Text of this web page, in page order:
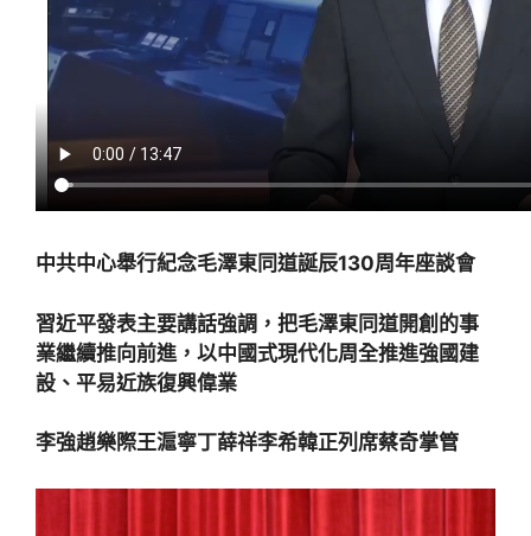
中共中心舉行紀念毛澤東同道誕辰130周年座談會
習近平發表主要講話強調，把毛澤東同道開創的事
業繼續推向前進，以中國式現代化周全推進強國建
設、平易近族復興偉業
李強趙樂際王滬寧丁薛祥李希韓正列席蔡奇掌管